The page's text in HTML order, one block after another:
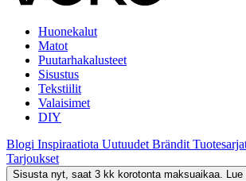
Huonekalut
Matot
Puutarhakalusteet
Sisustus
Tekstiilit
Valaisimet
DIY
Blogi Inspiraatiota Uutuudet Brändit
Tarjoukset
Sisusta nyt, saat 3 kk korotonta maksuaikaa. Lue